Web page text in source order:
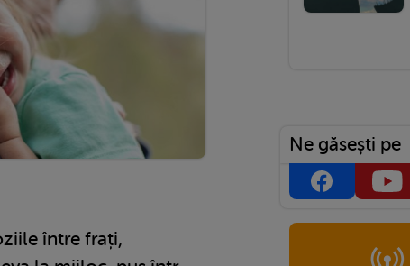
între frați,
Ne găsești pe